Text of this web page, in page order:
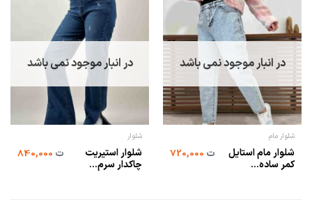
در انبار موجود نمی باشد
شلوار مام
شلوار مام استایل
کمر ساده...
ت720,000
در انبار موجود نمی باشد
شلوار
شلوار استیریت
چاکدار سرم...
ت840,000